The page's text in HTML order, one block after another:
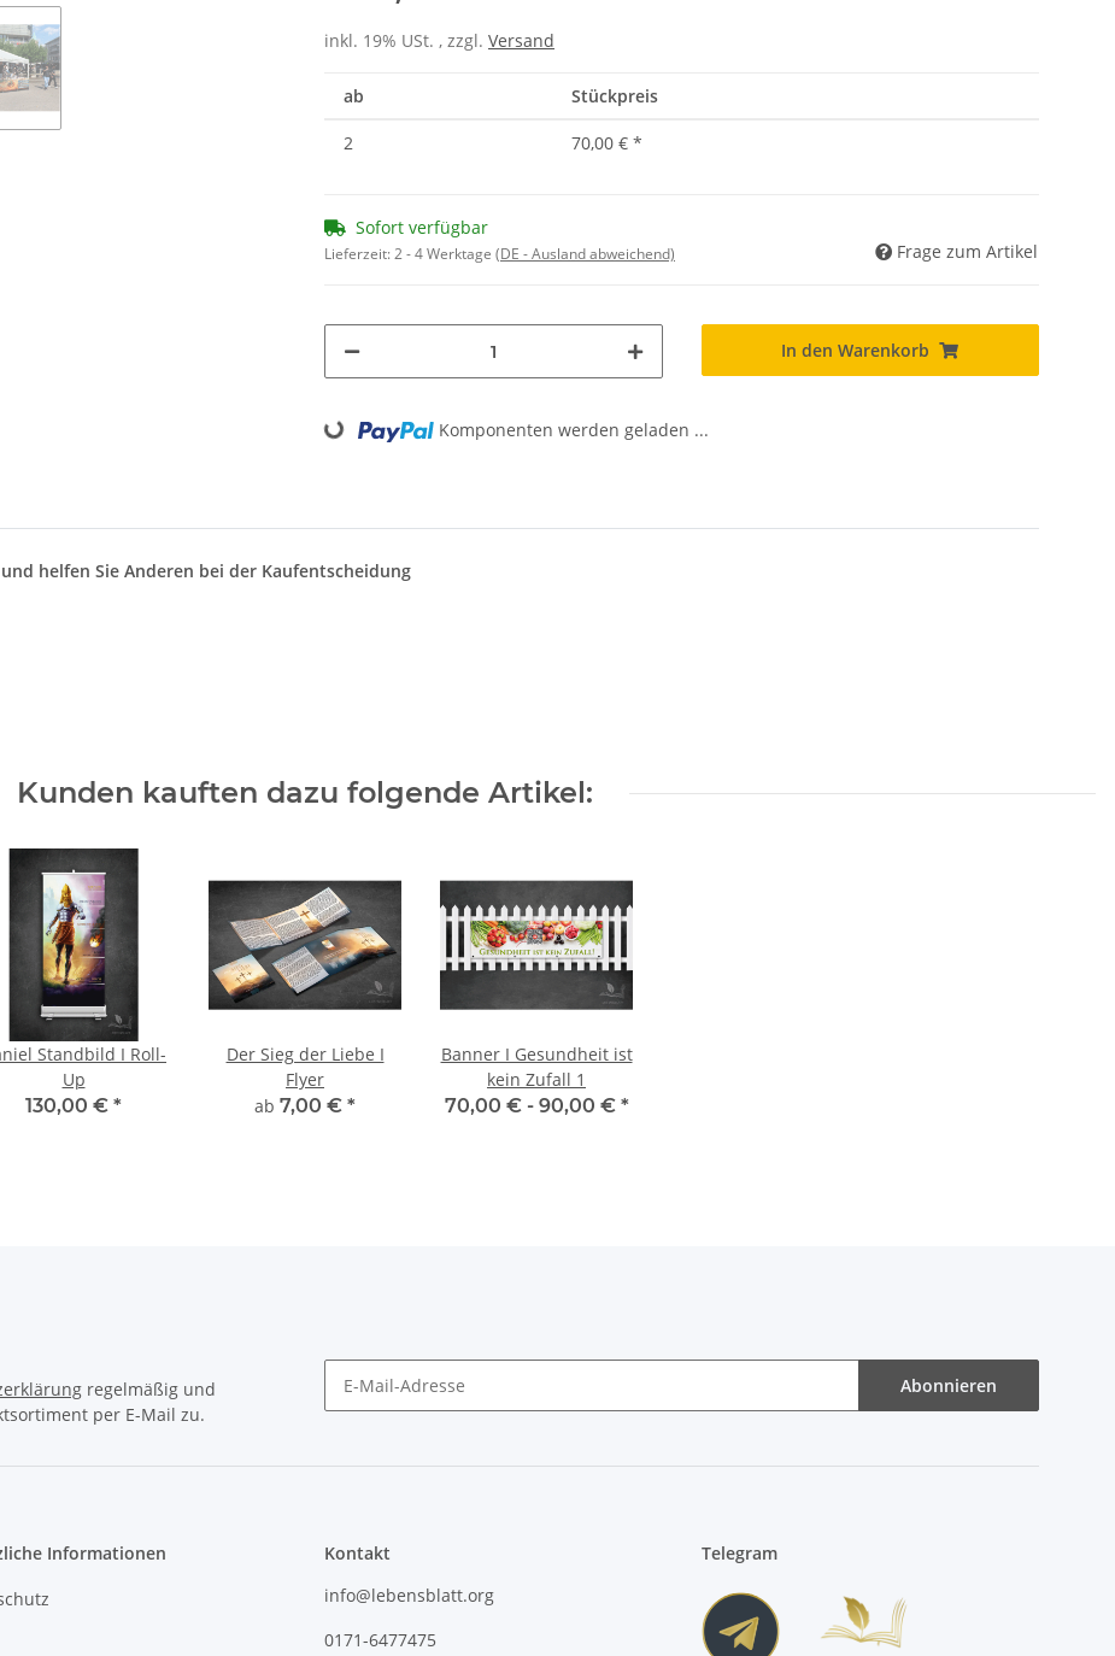
inkl. 19% USt. , zzgl. Versand
ab Stückpreis
2 70,00 € *
Sofort verfügbar
Lieferzeit:2 - 4 Werktage (DE - Ausland abweichend) Frage zum Artikel
In den Warenkorb
Loading... Komponenten werden geladen ...
helfen Sie Anderen bei der Kaufentscheidung
Kunden kauften dazu folgende Artikel:
Standbild I Roll-
Up
130,00 € *
Der Sieg der Liebe I
Flyer
ab 7,00 € *
Banner I Gesundheit ist
kein Zufall 1
70,00 € - 90,00 € *
regelmäßig und
per E-Mail zu.
Abonnieren
Informationen
Kontakt
info@lebensblatt.org
0171-6477475
Telegram